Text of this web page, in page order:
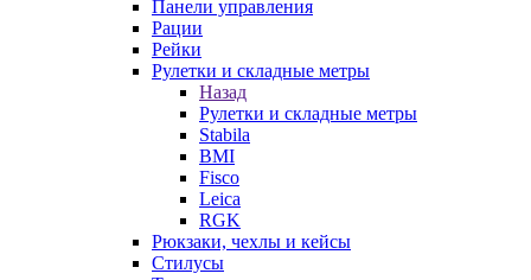
Панели управления
Рации
Рейки
Рулетки и складные метры
Назад
Рулетки и складные метры
Stabila
BMI
Fisco
Leica
RGK
Рюкзаки, чехлы и кейсы
Стилусы